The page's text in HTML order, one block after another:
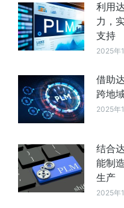
利用
力，
支持
2025年
借助
跨地
2025年
结合
能制
生产
2025年